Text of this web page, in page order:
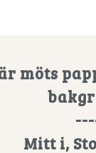
möts
Mitt i,